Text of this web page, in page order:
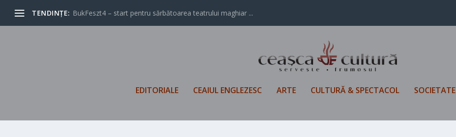
TENDINȚE: BukFeszt4 – start pentru sărbătoarea teatrului maghiar ...
EDITORIALE CEAIUL ENGLEZESC ARTE CULTURĂ & SPECTACOL SOCIETATE